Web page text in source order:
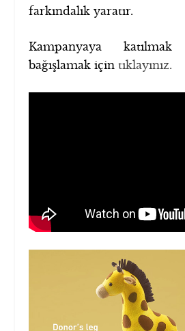
farkındalık yaratır.
Kampanyaya
bağışlamak içintıklayınız.